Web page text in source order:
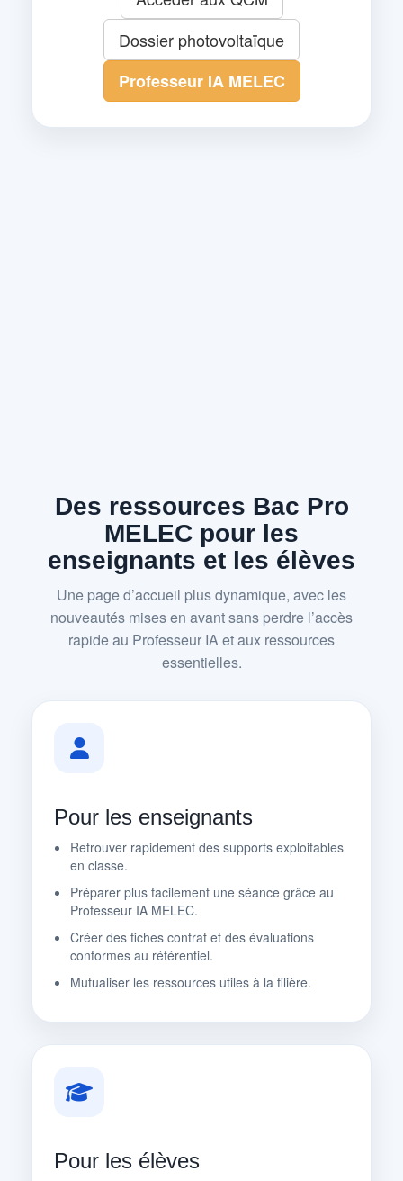
Dossier photovoltaïque
Professeur IA MELEC
Des ressources Bac Pro
MELEC pour les
enseignants et les élèves
Une page d’accueil plus dynamique, avec les
nouveautés mises en avant sans perdre l’accès
rapide au Professeur IA et aux ressources
essentielles.
Pour les enseignants
Retrouver rapidement des supports exploitables
en classe.
Préparer plus facilement une séance grâce au
Professeur IA MELEC.
Créer des fiches contrat et des évaluations
conformes au référentiel.
Mutualiser les ressources utiles à la filière.
Pour les élèves